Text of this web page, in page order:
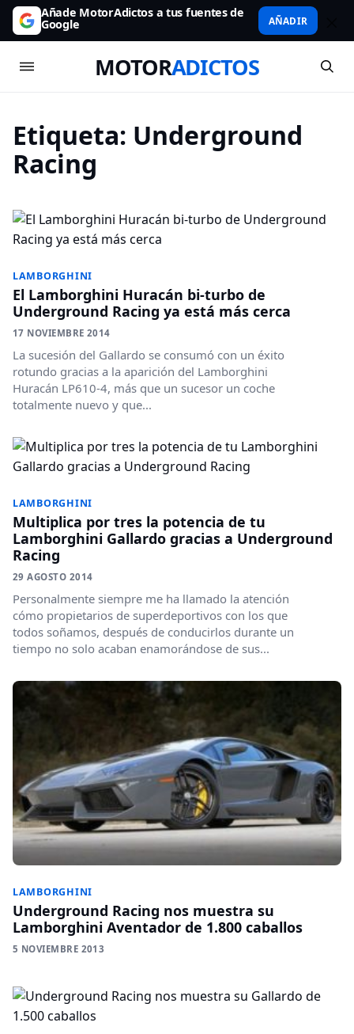
Añade MotorAdictos a tus fuentes de
Google AÑADIR
MOTORADICTOS
Etiqueta: Underground
Racing
LAMBORGHINI
El Lamborghini Huracán bi-turbo de
Underground Racing ya está más cerca
17 NOVIEMBRE 2014
La sucesión del Gallardo se consumó con un éxito
rotundo gracias a la aparición del Lamborghini
Huracán LP610-4, más que un sucesor un coche
totalmente nuevo y que...
LAMBORGHINI
Multiplica por tres la potencia de tu
Lamborghini Gallardo gracias a Underground
Racing
29 AGOSTO 2014
Personalmente siempre me ha llamado la atención
cómo propietarios de superdeportivos con los que
todos soñamos, después de conducirlos durante un
tiempo no solo acaban enamorándose de sus...
LAMBORGHINI
Underground Racing nos muestra su
Lamborghini Aventador de 1.800 caballos
5 NOVIEMBRE 2013